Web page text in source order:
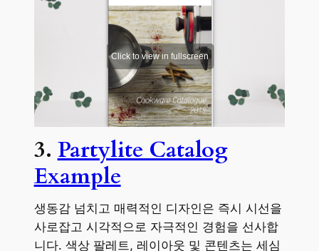
3. Partylite Catalog
Example
생동감 넘치고 매력적인 디자인은 즉시 시선을
사로잡고 시각적으로 자극적인 경험을 선사합
니다. 색상 팔레트, 레이아웃 및 콘텐츠는 세심